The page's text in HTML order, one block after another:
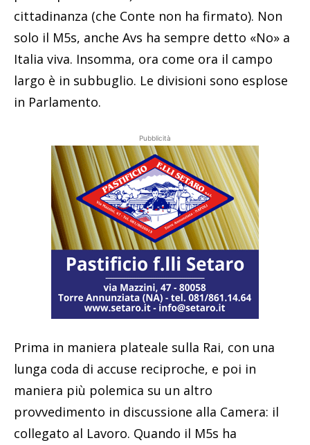
cittadinanza (che Conte non ha firmato). Non
solo il M5s, anche Avs ha sempre detto «No» a
Italia viva. Insomma, ora come ora il campo
largo è in subbuglio. Le divisioni sono esplose
in Parlamento.
Pubblicità
Prima in maniera plateale sulla Rai, con una
lunga coda di accuse reciproche, e poi in
maniera più polemica su un altro
provvedimento in discussione alla Camera: il
collegato al Lavoro. Quando il M5s ha